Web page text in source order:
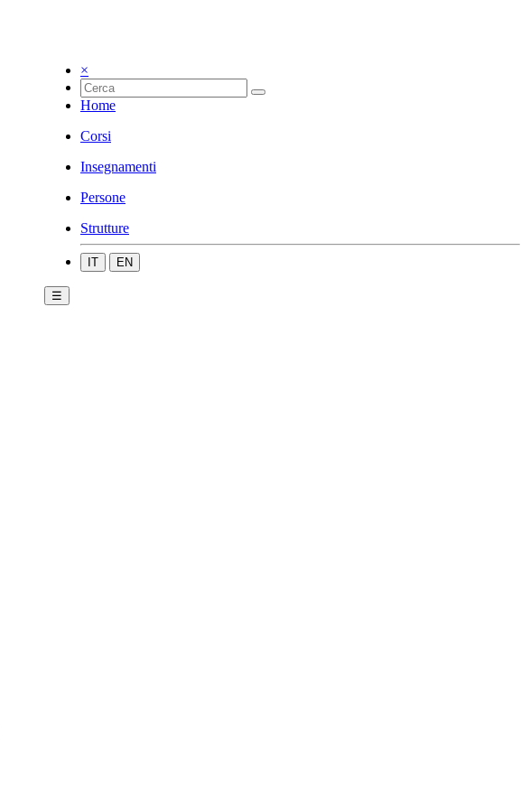
×
Home
Corsi
Insegnamenti
Persone
Strutture
IT EN
☰